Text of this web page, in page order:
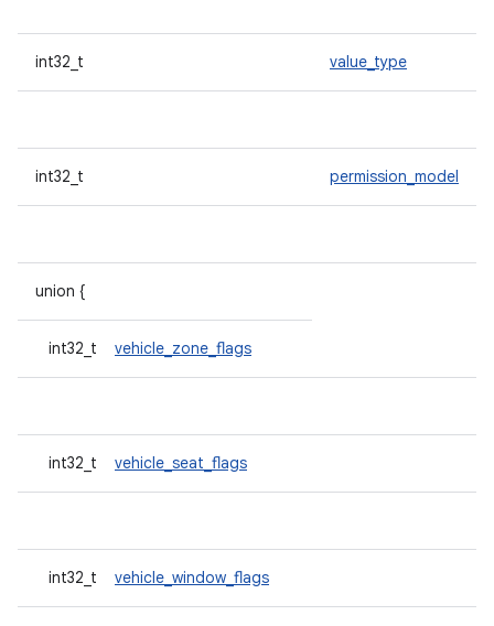
int32_t value_type
int32_t permission_model
union {
int32_t vehicle_zone_flags
int32_t vehicle_seat_flags
int32_t vehicle_window_flags